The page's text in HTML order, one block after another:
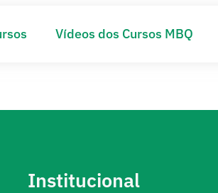
Vídeos dos Cursos MBQ
Institucional